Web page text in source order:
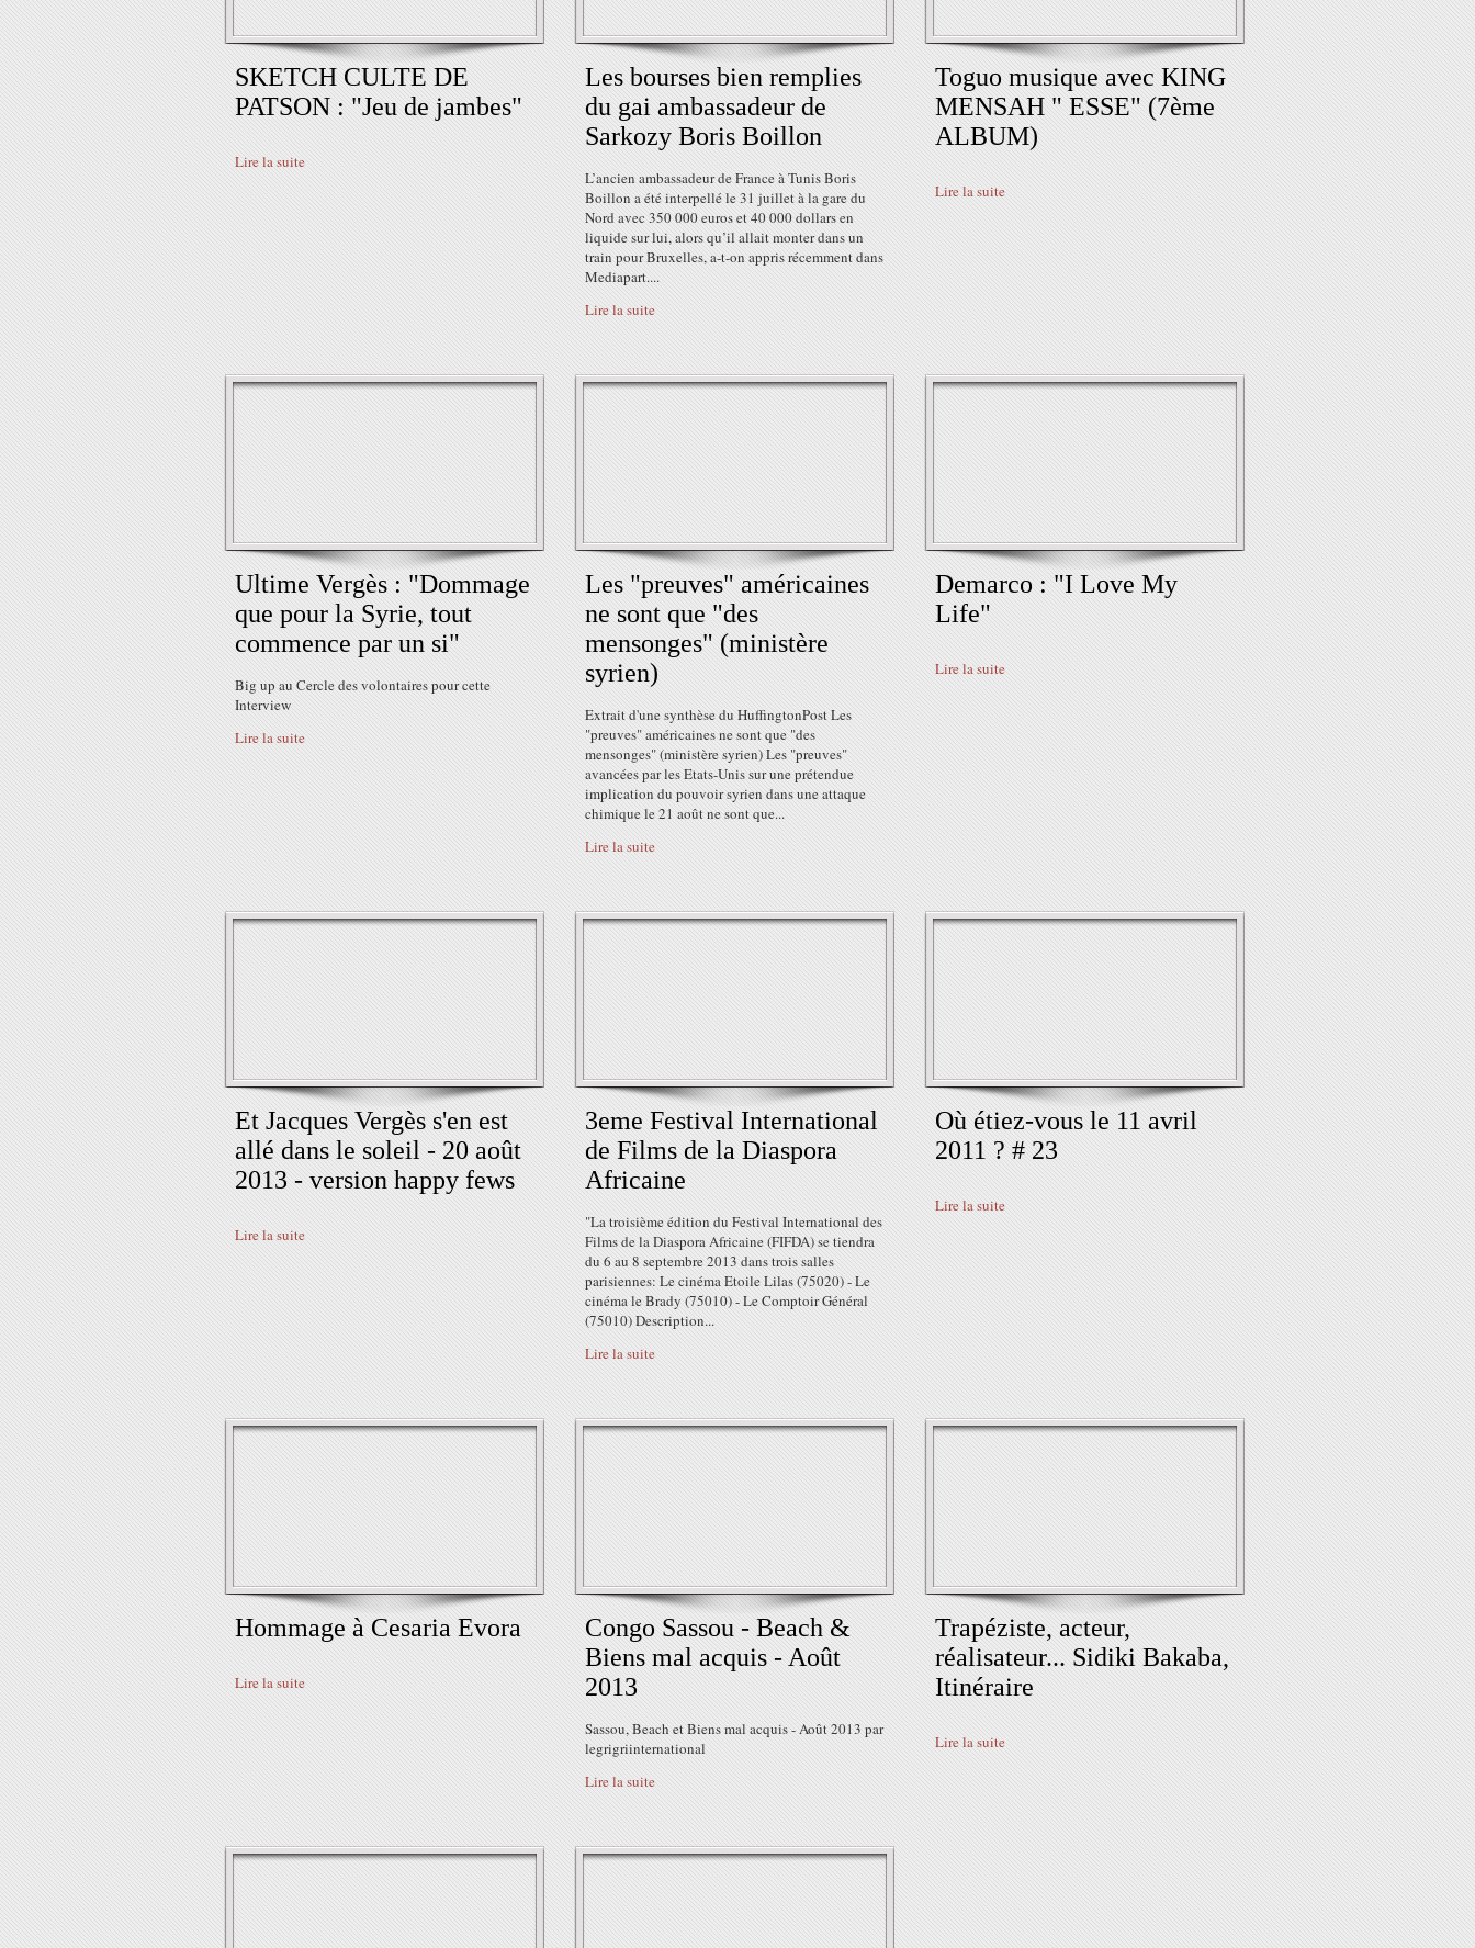
SKETCH CULTE DE
PATSON : "Jeu de jambes"
Lire la suite
Les bourses bien remplies
du gai ambassadeur de
Sarkozy Boris Boillon
L’ancien ambassadeur de France à Tunis Boris
Boillon a été interpellé le 31 juillet à la gare du
Nord avec 350 000 euros et 40 000 dollars en
liquide sur lui, alors qu’il allait monter dans un
train pour Bruxelles, a-t-on appris récemment dans
Mediapart....
Lire la suite
Toguo musique avec KING
MENSAH " ESSE" (7ème
ALBUM)
Lire la suite
Ultime Vergès : "Dommage
que pour la Syrie, tout
commence par un si"
Big up au Cercle des volontaires pour cette
Interview
Lire la suite
Les "preuves" américaines
ne sont que "des
mensonges" (ministère
syrien)
Extrait d'une synthèse du HuffingtonPost Les
"preuves" américaines ne sont que "des
mensonges" (ministère syrien) Les "preuves"
avancées par les Etats-Unis sur une prétendue
implication du pouvoir syrien dans une attaque
chimique le 21 août ne sont que...
Lire la suite
Demarco : "I Love My
Life"
Lire la suite
Et Jacques Vergès s'en est
allé dans le soleil - 20 août
2013 - version happy fews
Lire la suite
3eme Festival International
de Films de la Diaspora
Africaine
"La troisième édition du Festival International des
Films de la Diaspora Africaine (FIFDA) se tiendra
du 6 au 8 septembre 2013 dans trois salles
parisiennes: Le cinéma Etoile Lilas (75020) - Le
cinéma le Brady (75010) - Le Comptoir Général
(75010) Description...
Lire la suite
Où étiez-vous le 11 avril
2011 ? # 23
Lire la suite
Hommage à Cesaria Evora
Lire la suite
Congo Sassou - Beach &
Biens mal acquis - Août
2013
Sassou, Beach et Biens mal acquis - Août 2013 par
legrigriinternational
Lire la suite
Trapéziste, acteur,
réalisateur... Sidiki Bakaba,
Itinéraire
Lire la suite